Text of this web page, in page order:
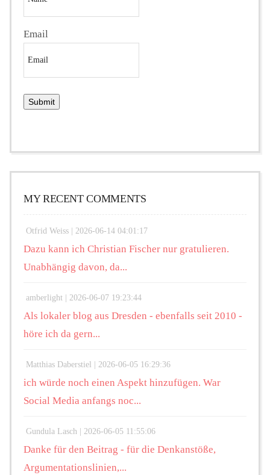
Email
MY RECENT COMMENTS
Otfrid Weiss | 2026-06-14 04:01:17
Dazu kann ich Christian Fischer nur gratulieren.
Unabhängig davon, da...
amberlight | 2026-06-07 19:23:44
Als lokaler blog aus Dresden - ebenfalls seit 2010 -
höre ich da gern...
Matthias Daberstiel | 2026-06-05 16:29:36
ich würde noch einen Aspekt hinzufügen. War
Social Media anfangs noc...
Gundula Lasch | 2026-06-05 11:55:06
Danke für den Beitrag - für die Denkanstöße,
Argumentationslinien,...